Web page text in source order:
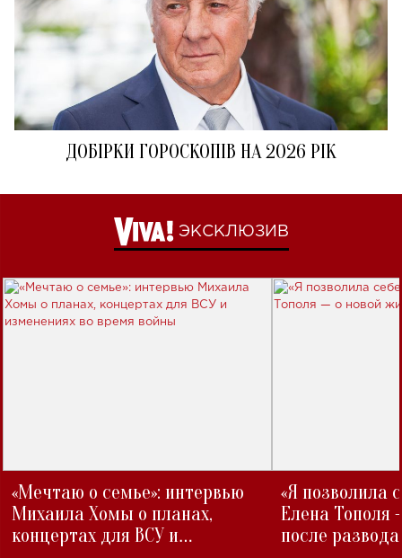
ДОБІРКИ ГОРОСКОПІВ НА 2026 РІК
ЭКСКЛЮЗИВ
«Мечтаю о семье»: интервью
Михаила Хомы о планах,
концертах для ВСУ и
«Я позволила
Елена Тополя
после развода